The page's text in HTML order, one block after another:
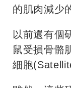
的肌肉減少
以前還有個
鼠受損骨骼
細胞